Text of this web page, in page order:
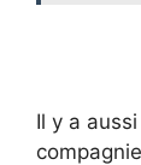
Il y a